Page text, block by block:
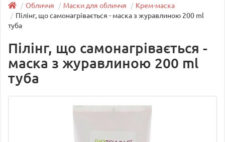
Обличчя Маски для обличчя
Крем-маска
Пілінг, що самонагрівається - маска з журавлиною 200 ml
туба
Пілінг, що самонагрівається -
маска з журавлиною 200 ml
туба